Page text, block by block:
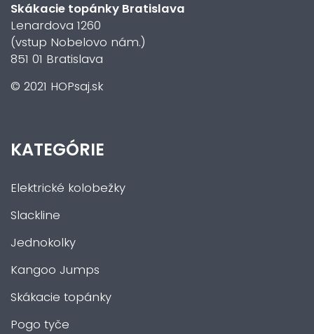
Skákacie topánky Bratislava
Lenardova 1260
(vstup Nobelovo nám.)
851 01 Bratislava
© 2021 HOPsaj.sk
KATEGÓRIE
Elektrické kolobežky
Slackline
Jednokolky
Kangoo Jumps
Skákacie topánky
Pogo tyče